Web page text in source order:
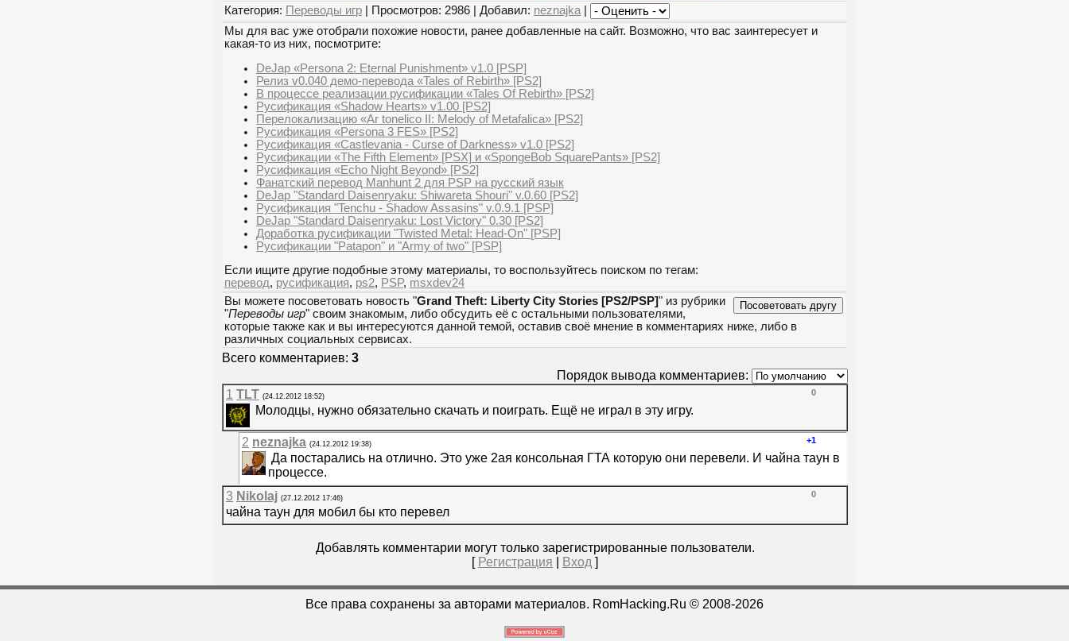
Категория: Переводы игр | Просмотров: 2986 | Добавил: neznajka
Мы для вас уже отобрали похожие новости, ранее добавленные на сайт. Возможно, что вас заинтересует и
какая-то из них, посмотрите:
DeJap «Persona 2: Eternal Punishment» v1.0 [PSP]
Релиз v0.040 демо-перевода «Tales of Rebirth» [PS2]
В процессе реализации русификации «Tales Of Rebirth» [PS2]
Русификация «Shadow Hearts» v1.00 [PS2]
Перелокализацию «Ar tonelico II: Melody of Metafalica» [PS2]
Русификация «Persona 3 FES» [PS2]
Русификация «Castlevania - Curse of Darkness» v1.0 [PS2]
Русификации «The Fifth Element» [PSX] и «SpongeBob SquarePants» [PS2]
Русификация «Echo Night Beyond» [PS2]
Фанатский перевод Manhunt 2 для PSP на русский язык
DeJap "Standard Daisenryaku: Shiwareta Shouri" v.0.60 [PS2]
Русификация "Tenchu - Shadow Assasins" v.0.9.1 [PSP]
DeJap "Standard Daisenryaku: Lost Victory" 0.30 [PS2]
Доработка русификации "Twisted Metal: Head-On" [PSP]
Русификации "Patapon" и "Army of two" [PSP]
Если ищите другие подобные этому материалы, то воспользуйтесь поиском по тегам:
перевод, русификация, ps2, PSP, msxdev24
Вы можете посоветовать новость "Grand Theft: Liberty City Stories [PS2/PSP]" из рубрики
"Переводы игр" своим знакомым, либо обсудить её с остальными пользователями,
которые также как и вы интересуются данной темой, оставив своё мнение в комментариях ниже, либо в
различных социальных сервисах.
Всего комментариев: 3
Порядок вывода комментариев:
0
1 TLT (24.12.2012 18:52)
Молодцы, нужно обязательно скачать и поиграть. Ещё не играл в эту игру.
+1
2 neznajka (24.12.2012 19:38)
Да постарались на отлично. Это уже 2ая консольная ГТА которую они перевели. И чайна таун в
процессе.
0
3 Nikolaj (27.12.2012 17:46)
чайна таун для мобил бы кто перевел
Добавлять комментарии могут только зарегистрированные пользователи.
[ Регистрация Вход ]
Все права сохранены за авторами материалов. RomHacking.Ru © 2008-2026